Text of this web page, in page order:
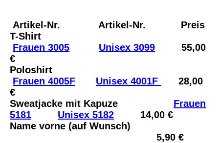
Artikel-Nr. Artikel-Nr. Preis
T-Shirt
Frauen 3005
Unisex 3099 55,00
€
Poloshirt
Frauen 4005F
Unisex 4001F
28,00
€
Sweatjacke mit Kapuze Frauen
5181
Unisex 5182 14,00 €
Name vorne (auf Wunsch)
5,90 €